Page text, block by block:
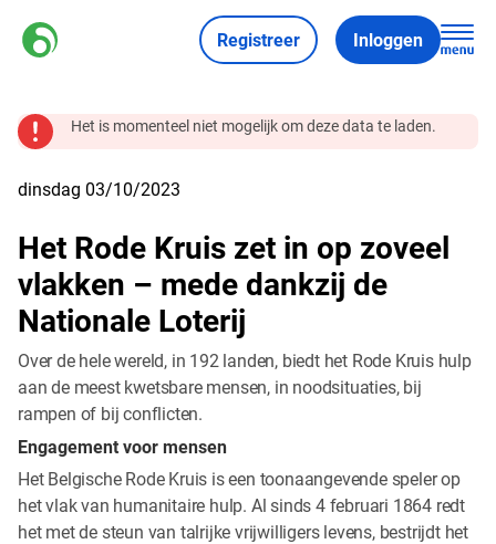
Registreer Inloggen
Het is momenteel niet mogelijk om deze data te laden.
dinsdag 03/10/2023
Het Rode Kruis zet in op zoveel
vlakken – mede dankzij de
Nationale Loterij
Over de hele wereld, in 192 landen, biedt het Rode Kruis hulp
aan de meest kwetsbare mensen, in noodsituaties, bij
rampen of bij conflicten.
Engagement voor mensen
Het Belgische Rode Kruis is een toonaangevende speler op
het vlak van humanitaire hulp. Al sinds 4 februari 1864 redt
het met de steun van talrijke vrijwilligers levens, bestrijdt het